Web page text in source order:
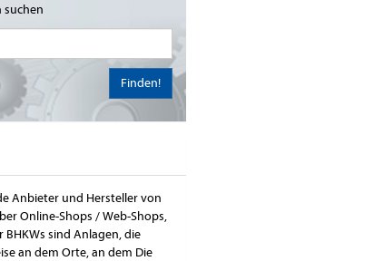
suchen
Finden!
Anbieter und Hersteller von
Online-Shops / Web-Shops,
sind Anlagen, die
an dem Orte, an dem Die